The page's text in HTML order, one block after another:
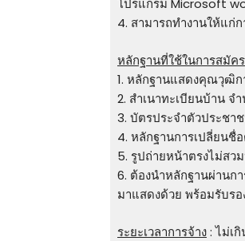
4. สามารถทํางานให้แก่
หลักฐานที่ใช้ในการสมัคร
1. หลักฐานแสดงคุณวุฒิก
2. สําเนาทะเบียนบ้าน จํ
3. บัตรประจําตัวประชา
4. หลักฐานการเปลี่ยนชื่
5. รูปถ่ายหน้าตรงไม่สว
6. ต้องนําหลักฐานผ่านก
มาแสดงด้วย พร้อมรับรอ
ระยะเวลาการจ้าง: ไม่เกิ